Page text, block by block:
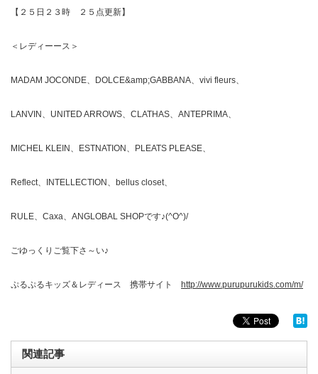
【２５日２３時 ２５点更新】
＜レディーース＞
MADAM JOCONDE、DOLCE&amp;GABBANA、vivi fleurs、
LANVIN、UNITED ARROWS、CLATHAS、ANTEPRIMA、
MICHEL KLEIN、ESTNATION、PLEATS PLEASE、
Reflect、INTELLECTION、bellus closet、
RULE、Caxa、ANGLOBAL SHOPです♪(^O^)/
ごゆっくりご覧下さ～い♪
ぷるぷるキッズ＆レディース 携帯サイト http://www.purupurukids.com/m/
関連記事